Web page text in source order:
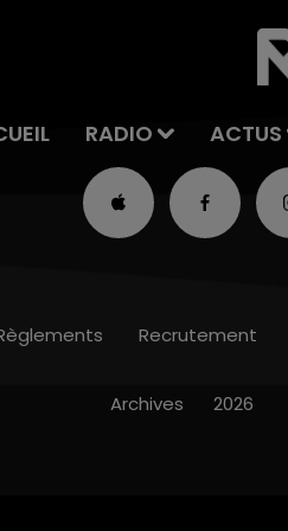
RADIO ACTUS
Recrutement
Archives 2026